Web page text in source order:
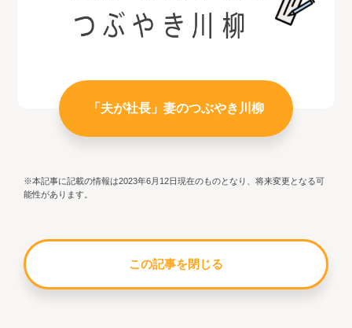
「夫が社長」妻のつぶやき川柳
※本記事に記載の情報は2023年6月12日現在のものとなり、将来変更となる可
能性があります。
この記事を閉じる